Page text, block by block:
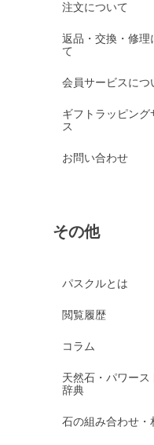
注文について
返品・交換・修理
て
会員サービスにつ
ギフトラッピング
ス
お問い合わせ
その他
パスクルとは
閲覧履歴
コラム
天然石・パワース
辞典
石の組み合わせ・